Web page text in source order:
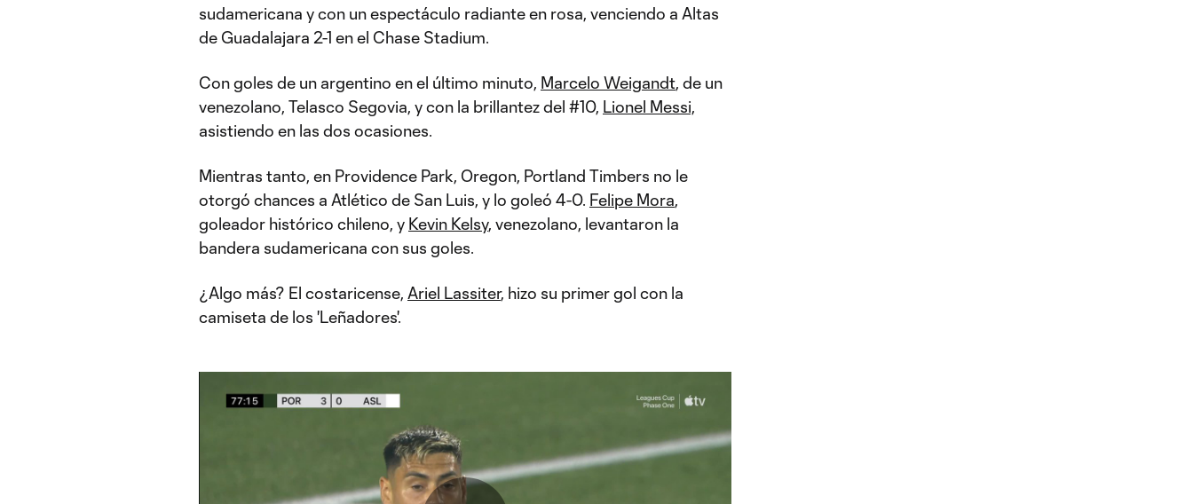
sudamericana y con un espectáculo radiante en rosa, venciendo a Altas
de Guadalajara 2-1 en el Chase Stadium.
Con goles de un argentino en el último minuto, Marcelo Weigandt, de un
venezolano, Telasco Segovia, y con la brillantez del #10, Lionel Messi,
asistiendo en las dos ocasiones.
Mientras tanto, en Providence Park, Oregon, Portland Timbers no le
otorgó chances a Atlético de San Luis, y lo goleó 4-0. Felipe Mora,
goleador histórico chileno, y Kevin Kelsy, venezolano, levantaron la
bandera sudamericana con sus goles.
¿Algo más? El costaricense, Ariel Lassiter, hizo su primer gol con la
camiseta de los 'Leñadores'.